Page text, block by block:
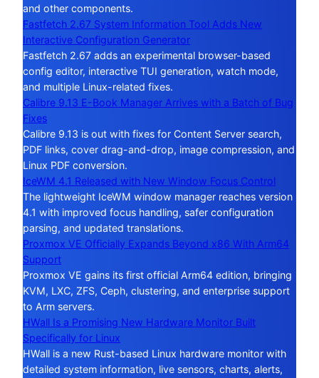
and other components.
Fastfetch 2.67 System Information Tool Adds New
Interactive Configuration Generator
Fastfetch 2.67 adds an experimental browser-based
config editor, interactive TUI generation, watch mode,
and multiple Linux-related fixes.
Calibre 9.13 E-Book Manager Arrives with a Batch of Bug
Fixes
Calibre 9.13 is out with fixes for Content Server search,
PDF links, cover drag-and-drop, image compression, and
Linux PDF conversion.
IceWM 4.1 Released with New Window Focus Control
The lightweight IceWM window manager reaches version
4.1 with improved focus handling, safer configuration
parsing, and updated translations.
Proxmox VE Officially Expands Beyond x86 With Arm64
Support
Proxmox VE gains its first official Arm64 edition, bringing
KVM, LXC, ZFS, Ceph, clustering, and enterprise support
to Arm servers.
HWall Is a Promising New Hardware Monitor Built
Specifically for Linux
HWall is a new Rust-based Linux hardware monitor with
detailed system information, live sensors, charts, alerts,